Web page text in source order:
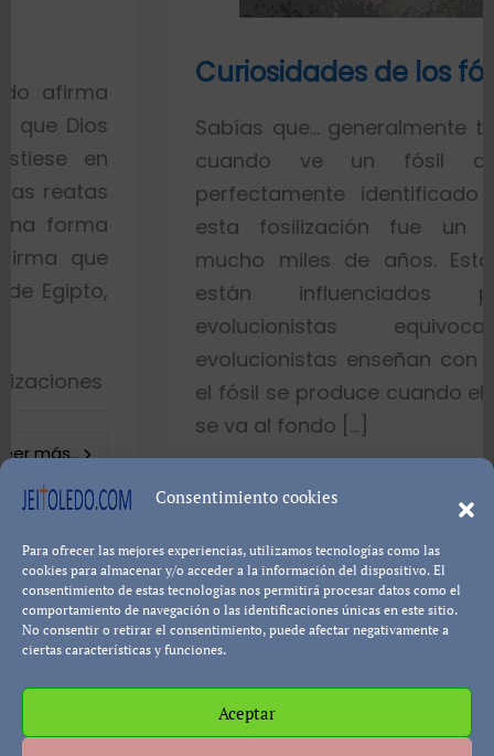
Consentimiento cookies
Para ofrecer las mejores experiencias, utilizamos tecnologías como las
cookies para almacenar y/o acceder a la información del dispositivo. El
consentimiento de estas tecnologías nos permitirá procesar datos como el
comportamiento de navegación o las identificaciones únicas en este sitio.
No consentir o retirar el consentimiento, puede afectar negativamente a
ciertas características y funciones.
Aceptar
Curiosidades de los fósiles
Sabías que… generalmente toda la
cuando ve un fósil de un
perfectamente identificado piensa
esta fosilización fue un proceso
mucho miles de años. Esto es
están influenciados por
evolucionistas equivocadas.
evolucionistas enseñan con gráficos
el fósil se produce cuando el pez muere
se va al fondo […]
Pablo Blanco Leer más...